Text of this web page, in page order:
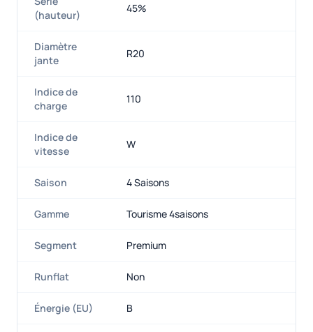
(hauteur)
45%
Diamètre
jante
R20
Indice de
charge
110
Indice de
vitesse
W
Saison 4 Saisons
Gamme Tourisme 4saisons
Segment Premium
Runflat Non
Énergie (EU) B